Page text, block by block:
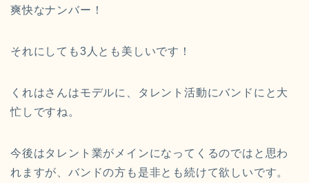
爽快なナンバー！
それにしても3人とも美しいです！
くれはさんはモデルに、タレント活動にバンドにと大
忙しですね。
今後はタレント業がメインになってくるのではと思わ
れますが、バンドの方も是非とも続けて欲しいです。